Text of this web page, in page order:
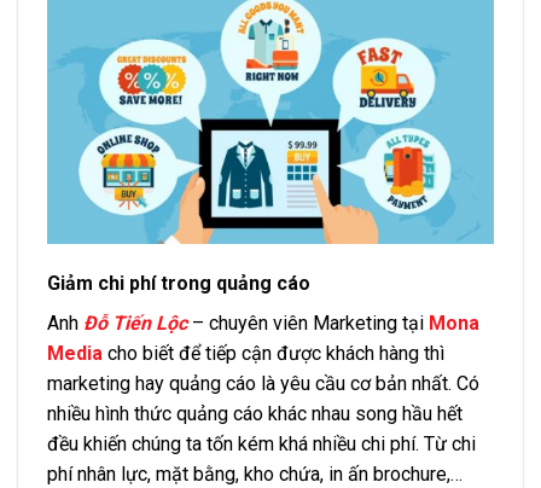
Giảm chi phí trong quảng cáo
Anh Đỗ Tiến Lộc– chuyên viên Marketing tại Mona
Media cho biết để tiếp cận được khách hàng thì
marketing hay quảng cáo là yêu cầu cơ bản nhất. Có
nhiều hình thức quảng cáo khác nhau song hầu hết
đều khiến chúng ta tốn kém khá nhiều chi phí. Từ chi
phí nhân lực, mặt bằng, kho chứa, in ấn brochure,…